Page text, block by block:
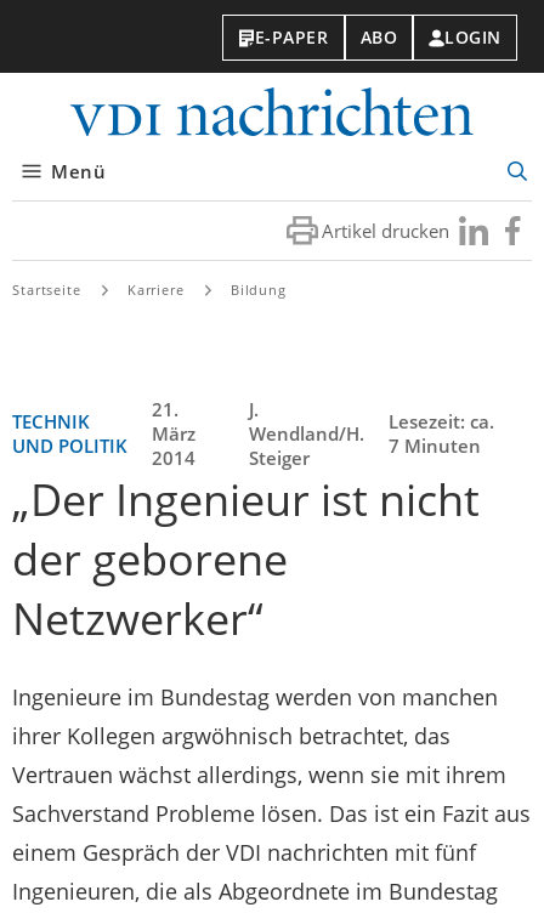
E-PAPER ABO LOGIN
Menü
Artikel drucken Besuchen
Sie
Sie
Startseite Karriere Bildung
TECHNIK
UND POLITIK
21.
März
2014
J.
Wendland/H.
Steiger
Lesezeit: ca.
7 Minuten
„Der Ingenieur ist nicht
der geborene
Netzwerker“
Ingenieure im Bundestag werden von manchen
ihrer Kollegen argwöhnisch betrachtet, das
Vertrauen wächst allerdings, wenn sie mit ihrem
Sachverstand Probleme lösen. Das ist ein Fazit aus
einem Gespräch der VDI nachrichten mit fünf
Ingenieuren, die als Abgeordnete im Bundestag